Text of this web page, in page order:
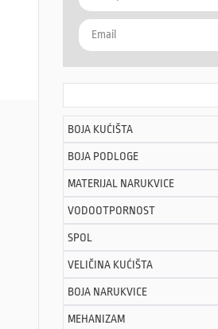
BOJA KUĆIŠTA
BOJA PODLOGE
MATERIJAL NARUKVICE
VODOOTPORNOST
SPOL
VELIČINA KUĆIŠTA
BOJA NARUKVICE
MEHANIZAM